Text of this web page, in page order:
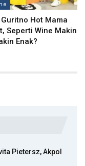
Hot Mama
Seperti Wine Makin
Enak?
Pietersz, Akpol